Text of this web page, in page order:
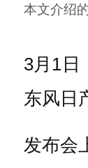
本文介绍
3月1
东风日
发布会